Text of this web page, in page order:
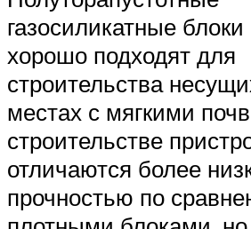
газосиликатные
хорошо подходят для
строительства
местах с мягкими
строительстве
отличаются более
прочностью по